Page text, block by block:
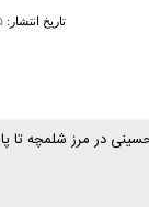
تاریخ انتشار: ۲۵
در مرز شلمچه تا